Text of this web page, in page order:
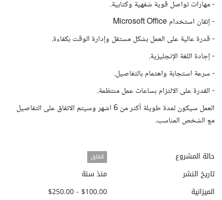
- مهارات تواصل قوية شفهية وكتابية.
- إتقان استخدام Microsoft Office
- قدرة عالية على العمل بشكل مستقل وإدارة الوقت بكفاءة.
- إجادة اللغة الإنجليزية.
- سرعة استجابة واهتمام بالتفاصيل.
- القدرة على الالتزام بساعات عمل منتظمة.
العمل سيكون لمدة طويلة أكثر من 6 اشهر وسيتم الاتفاق على التفاصيل
مع الشخص المناسب.
حالة المشروع مُغلق
تاريخ النشر
منذ سنة
الميزانية
$100.00 - $250.00